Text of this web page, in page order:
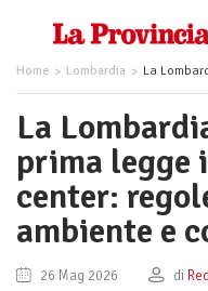
Home Lombardia La Lombardia approva la prima
La
prima legge
center:
ambiente e
26 Mag 2026 di